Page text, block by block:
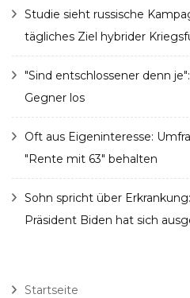
Studie sieht russische
tägliches Ziel hybrider
"Sind entschlossener denn
Gegner los
Oft aus Eigeninteresse:
"Rente mit 63" behalten
Sohn spricht über
Präsident Biden hat sich
Startseite